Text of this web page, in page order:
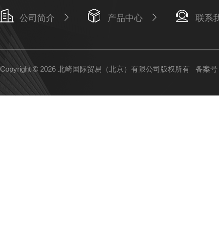
公司简介 产品中心 联系
Copyright © 2026 北崎国际贸易（北京）有限公司版权所有 备案号